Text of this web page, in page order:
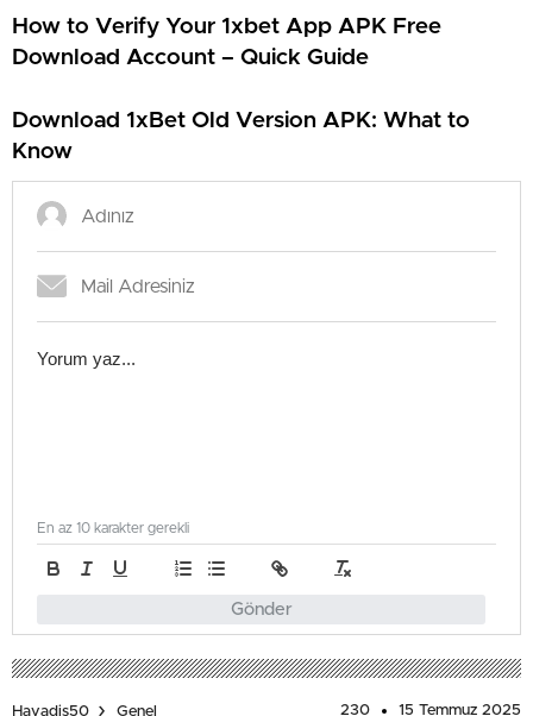
How to Verify Your 1xbet App APK Free
Download Account – Quick Guide
Download 1xBet Old Version APK: What to
Know
Gönder
En az 10 karakter gerekli
Havadis50 Genel 230 15 Temmuz 2025